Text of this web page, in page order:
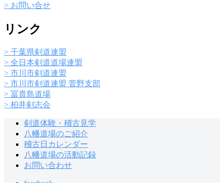
> お問い合せ
リンク
> 千葉県剣道連盟
> 全日本剣道道場連盟
> 市川市剣道連盟
> 市川市剣道連盟 菅野支部
> 冨貴島道場
> 柏井剣志会
剣道体験・稽古見学
八幡道場のご紹介
稽古日カレンダー
八幡道場の活動記録
お問い合わせ